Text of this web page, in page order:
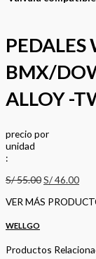
PEDALES
BMX/
ALLOY -
precio por
unidad
:
S/55.00S/46.00
VER MÁS
WELLGO
Productos